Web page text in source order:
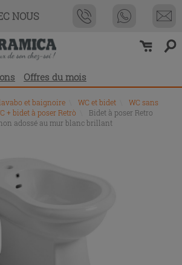
NOUS
Offres du mois
et baignoire WC et bidet
WC sans
+ bidet à poser Retrò
Bidet à poser Retro
adossé au mur blanc brillant